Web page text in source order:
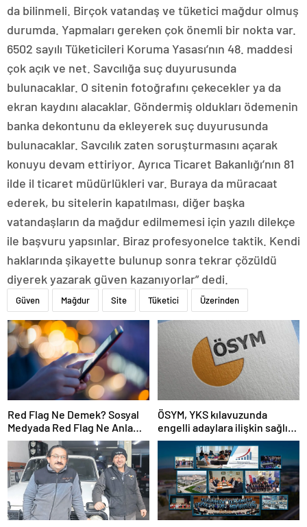
da bilinmeli. Birçok vatandaş ve tüketici mağdur olmuş
durumda. Yapmaları gereken çok önemli bir nokta var.
6502 sayılı Tüketicileri Koruma Yasası’nın 48. maddesi
çok açık ve net. Savcılığa suç duyurusunda
bulunacaklar. O sitenin fotoğrafını çekecekler ya da
ekran kaydını alacaklar. Göndermiş oldukları ödemenin
banka dekontunu da ekleyerek suç duyurusunda
bulunacaklar. Savcılık zaten soruşturmasını açarak
konuyu devam ettiriyor. Ayrıca Ticaret Bakanlığı’nın 81
ilde il ticaret müdürlükleri var. Buraya da müracaat
ederek, bu sitelerin kapatılması, diğer başka
vatandaşların da mağdur edilmemesi için yazılı dilekçe
ile başvuru yapsınlar. Biraz profesyonelce taktik. Kendi
haklarında şikayette bulunup sonra tekrar çözüldü
diyerek yazarak güven kazanıyorlar” dedi.
Güven Mağdur Site Tüketici Üzerinden
Red Flag Ne Demek? Sosyal
Medyada Red Flag Ne Anlama
Gelir?
ÖSYM, YKS kılavuzunda
engelli adaylara ilişkin sağlık
şartlarını güncelledi